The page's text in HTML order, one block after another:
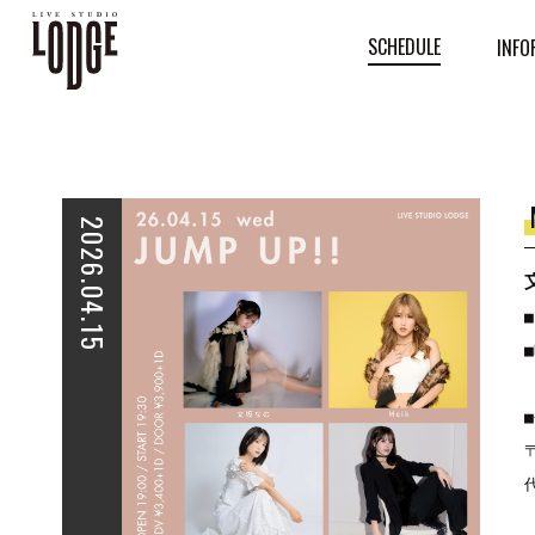
SCHEDULE
2026.04.15